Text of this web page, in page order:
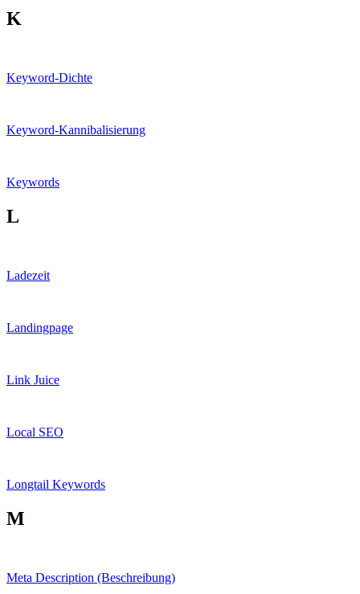
K
Keyword-Dichte
Keyword-Kannibalisierung
Keywords
L
Ladezeit
Landingpage
Link Juice
Local SEO
Longtail Keywords
M
Meta Description (Beschreibung)